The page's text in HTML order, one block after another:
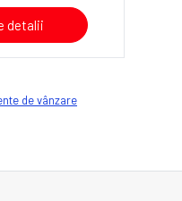
detalii
de vânzare